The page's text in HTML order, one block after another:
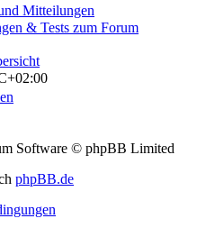
Mitteilungen
& Tests zum Forum
Software © phpBB Limited
phpBB.de